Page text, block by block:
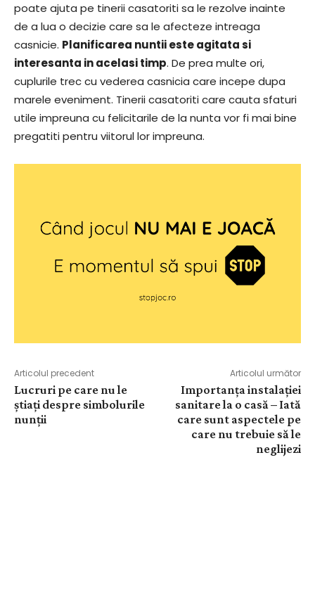
poate ajuta pe tinerii casatoriti sa le rezolve inainte
de a lua o decizie care sa le afecteze intreaga
casnicie. Planificarea nuntii este agitata si
interesanta in acelasi timp. De prea multe ori,
cuplurile trec cu vederea casnicia care incepe dupa
marele eveniment. Tinerii casatoriti care cauta sfaturi
utile impreuna cu felicitarile de la nunta vor fi mai bine
pregatiti pentru viitorul lor impreuna.
Articolul precedent
Lucruri pe care nu le
știați despre simbolurile
nunții
Articolul următor
Importanța instalației
sanitare la o casă – Iată
care sunt aspectele pe
care nu trebuie să le
neglijezi